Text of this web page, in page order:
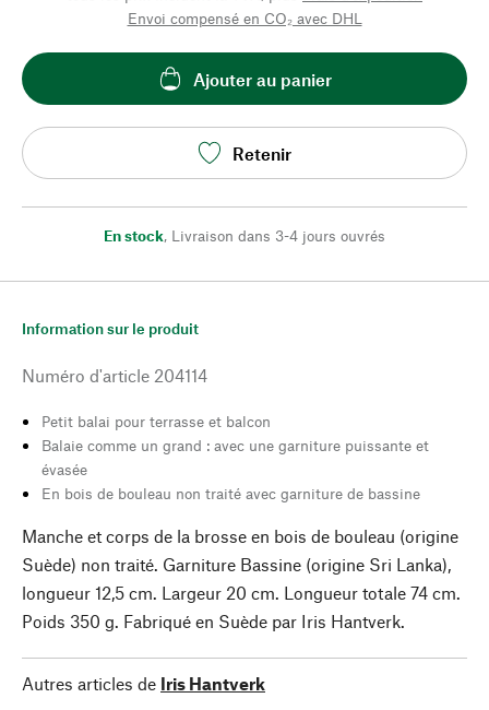
Envoi compensé en CO₂ avec DHL
Ajouter au panier
Retenir
En stock, Livraison dans 3-4 jours ouvrés
Information sur le produit
Numéro d'article 204114
Petit balai pour terrasse et balcon
Balaie comme un grand : avec une garniture puissante et
évasée
En bois de bouleau non traité avec garniture de bassine
Manche et corps de la brosse en bois de bouleau (origine
Suède) non traité. Garniture Bassine (origine Sri Lanka),
longueur 12,5 cm. Largeur 20 cm. Longueur totale 74 cm.
Poids 350 g. Fabriqué en Suède par Iris Hantverk.
Autres articles de Iris Hantverk